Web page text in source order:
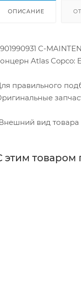
ОПИСАНИЕ
C-
Atlas Copco:
правильного
вид товара
этим товаром